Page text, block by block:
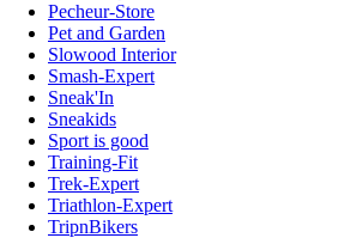
Pecheur-Store
Pet and Garden
Slowood Interior
Smash-Expert
Sneak'In
Sneakids
Sport is good
Training-Fit
Trek-Expert
Triathlon-Expert
TripnBikers